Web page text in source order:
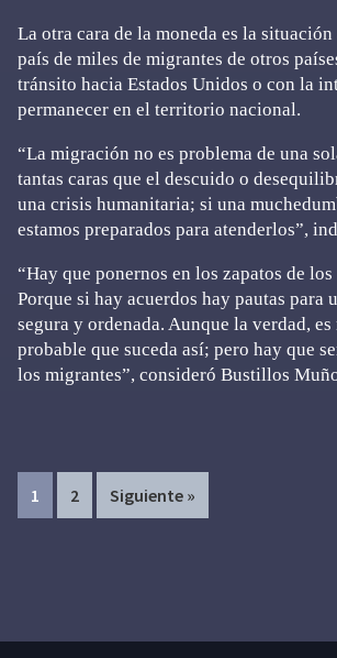
La otra cara de la moneda es la
país de miles de migrantes de otros
tránsito hacia Estados Unidos o con la
permanecer en el territorio nacional.
“La migración no es problema de una
tantas caras que el descuido o
una crisis humanitaria; si una
estamos preparados para atenderlos”,
“Hay que ponernos en los zapatos de
Porque si hay acuerdos hay pautas para
segura y ordenada. Aunque la verdad,
probable que suceda así; pero hay que
los migrantes”, consideró Bustillos
Page
1 Page
2 Siguiente »